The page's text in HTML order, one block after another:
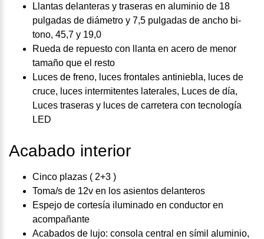
Llantas delanteras y traseras en aluminio de 18
pulgadas de diámetro y 7,5 pulgadas de ancho bi-
tono, 45,7 y 19,0
Rueda de repuesto con llanta en acero de menor
tamaño que el resto
Luces de freno, luces frontales antiniebla, luces de
cruce, luces intermitentes laterales, Luces de día,
Luces traseras y luces de carretera con tecnología
LED
Acabado interior
Cinco plazas ( 2+3 )
Toma/s de 12v en los asientos delanteros
Espejo de cortesía iluminado en conductor en
acompañante
Acabados de lujo: consola central en símil aluminio,